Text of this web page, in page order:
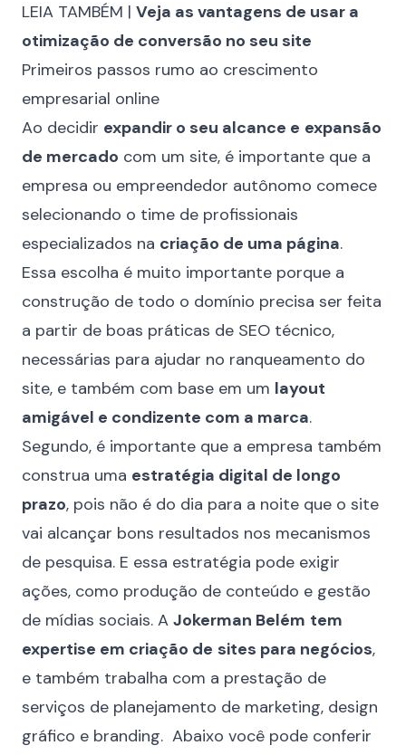
LEIA TAMBÉM | Veja as vantagens de usar a
otimização de conversão no seu site
Primeiros passos rumo ao crescimento
empresarial online
Ao decidir expandir o seu alcance e expansão
de mercado com um site, é importante que a
empresa ou empreendedor autônomo comece
selecionando o time de profissionais
especializados na criação de uma página.
Essa escolha é muito importante porque a
construção de todo o domínio precisa ser feita
a partir de boas práticas de SEO técnico,
necessárias para ajudar no ranqueamento do
site, e também com base em um layout
amigável e condizente com a marca.
Segundo, é importante que a empresa também
construa uma estratégia digital de longo
prazo, pois não é do dia para a noite que o site
vai alcançar bons resultados nos mecanismos
de pesquisa. E essa estratégia pode exigir
ações, como produção de conteúdo e gestão
de mídias sociais. A Jokerman Belém tem
expertise em criação de sites para negócios,
e também trabalha com a prestação de
serviços de planejamento de marketing, design
gráfico e branding. Abaixo você pode conferir